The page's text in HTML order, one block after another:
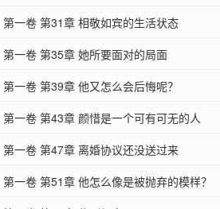
第一卷 第31章 相敬如宾的生活状态
第一卷 第35章 她所要面对的局面
第一卷 第39章 他又怎么会后悔呢？
第一卷 第43章 颜惜是一个可有可无的人
第一卷 第47章 离婚协议还没送过来
第一卷 第51章 他怎么像是被抛弃的模样？